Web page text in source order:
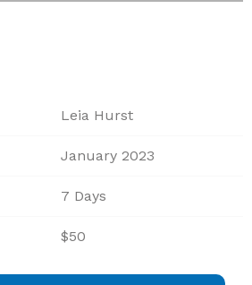
Leia Hurst
January 2023
7 Days
$50